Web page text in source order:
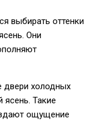
выбирать оттенки
Они
двери холодных
ясень. Такие
ощущение